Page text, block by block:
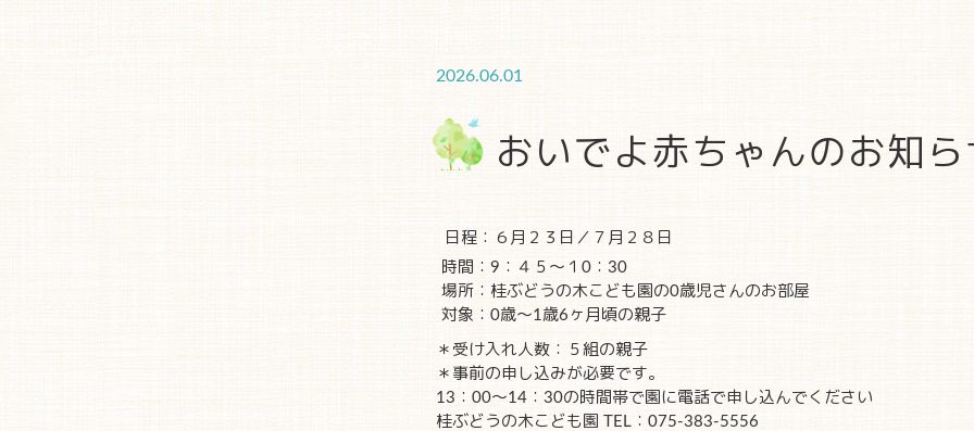
2026.06.01
おいでよ赤ちゃんのお知ら
日程： ６月２３日／７月２８日
時間：9：４５～１0：30
場所：桂ぶどうの木こども園の0歳児さんのお部屋
対象：0歳～1歳6ヶ月頃の親子
＊受け入れ人数：５組の親子
＊事前の申し込みが必要です。
13：00～14：30の時間帯で園に電話で申し込んでください
桂ぶどうの木こども園 TEL：075-383-5556